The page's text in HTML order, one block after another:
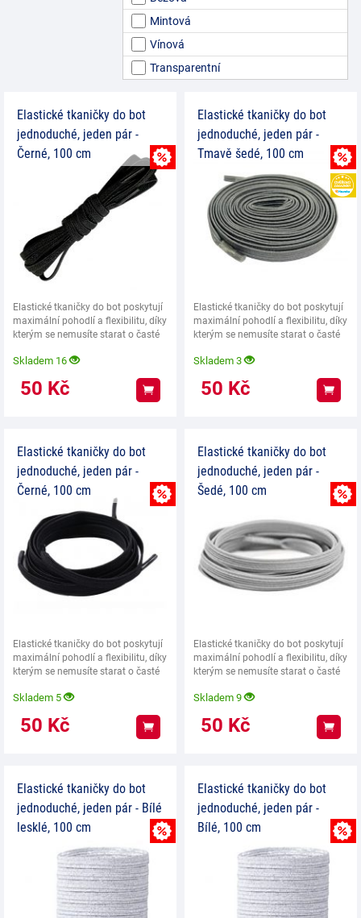
Mintová
Vínová
Transparentní
Elastické tkaničky do bot
jednoduché, jeden pár -
Černé, 100 cm
Elastické tkaničky do bot poskytují
maximální pohodlí a flexibilitu, díky
kterým se nemusíte starat o časté
MNOŽSTEVNÍ SLEVA
Skladem 16
50 Kč Koupit
Elastické tkaničky do bot
jednoduché, jeden pár -
Tmavě šedé, 100 cm
Elastické tkaničky do bot poskytují
maximální pohodlí a flexibilitu, díky
kterým se nemusíte starat o časté
Skladem 3
50 Kč
Elastické tkaničky do bot
jednoduché, jeden pár -
Černé, 100 cm
Elastické tkaničky do bot poskytují
maximální pohodlí a flexibilitu, díky
kterým se nemusíte starat o časté
MNOŽSTEVNÍ SLEVA
Skladem 5
50 Kč Koupit
Elastické tkaničky do bot
jednoduché, jeden pár -
Šedé, 100 cm
Elastické tkaničky do bot poskytují
maximální pohodlí a flexibilitu, díky
kterým se nemusíte starat o časté
Skladem 9
50 Kč
Elastické tkaničky do bot
jednoduché, jeden pár - Bílé
lesklé, 100 cm
MNOŽSTEVNÍ SLEVA
Elastické tkaničky do bot
jednoduché, jeden pár -
Bílé, 100 cm